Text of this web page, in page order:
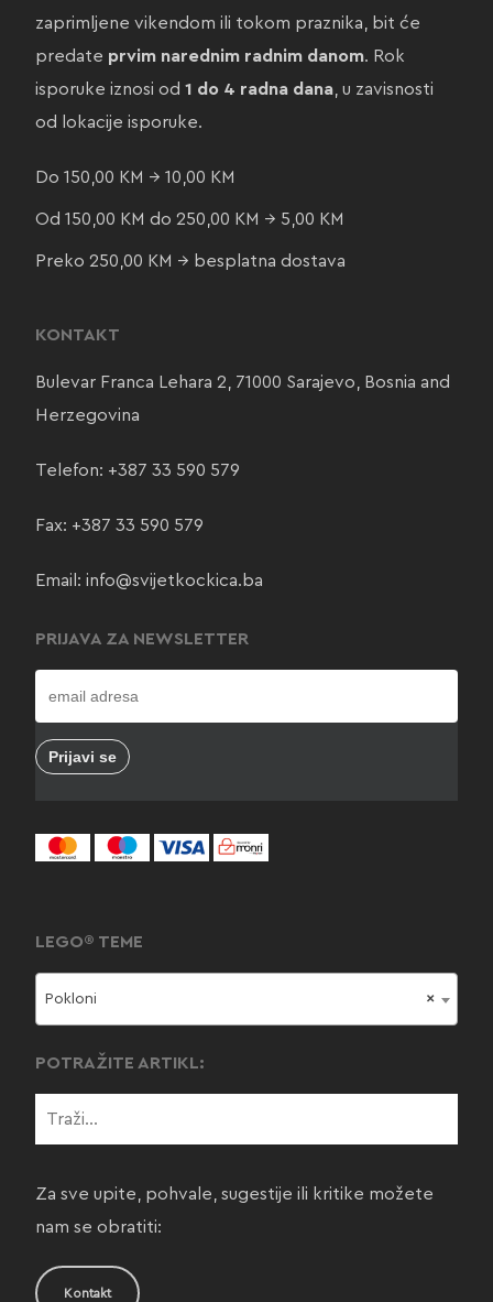
zaprimljene vikendom ili tokom praznika, bit će
predate prvim narednim radnim danom. Rok
isporuke iznosi od 1 do 4 radna dana, u zavisnosti
od lokacije isporuke.
Do 150,00 KM → 10,00 KM
Od 150,00 KM do 250,00 KM → 5,00 KM
Preko 250,00 KM → besplatna dostava
KONTAKT
Bulevar Franca Lehara 2, 71000 Sarajevo, Bosnia and
Herzegovina
Telefon: +387 33 590 579
Fax: +387 33 590 579
Email: info@svijetkockica.ba
PRIJAVA ZA NEWSLETTER
LEGO® TEME
×
Pokloni
POTRAŽITE ARTIKL:
Za sve upite, pohvale, sugestije ili kritike možete
nam se obratiti:
Kontakt